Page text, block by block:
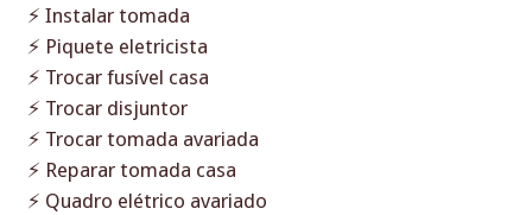
⚡ Instalar tomada
⚡ Piquete eletricista
⚡ Trocar fusível casa
⚡ Trocar disjuntor
⚡ Trocar tomada avariada
⚡ Reparar tomada casa
⚡ Quadro elétrico avariado